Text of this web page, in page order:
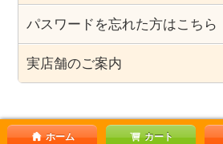
パスワードを忘れた方はこちら
実店舗のご案内
ホーム カート